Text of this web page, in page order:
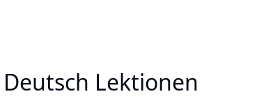
Deutsch Lektionen